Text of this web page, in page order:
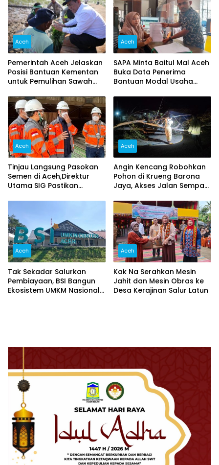
Aceh
Pemerintah Aceh Jelaskan
Posisi Bantuan Kementan
untuk Pemulihan Sawah
Aceh
SAPA Minta Baitul Mal Aceh
Buka Data Penerima
Bantuan Modal Usaha
Pungutan
Aceh
Tinjau Langsung Pasokan
Semen di Aceh,Direktur
Utama SIG Pastikan
Aceh
Angin Kencang Robohkan
Pohon di Krueng Barona
Jaya, Akses Jalan Sempat
Aceh
Tak Sekadar Salurkan
Pembiayaan, BSI Bangun
Ekosistem UMKM Nasional
Aceh
Kak Na Serahkan Mesin
Jahit dan Mesin Obras ke
Desa Kerajinan Salur Latun